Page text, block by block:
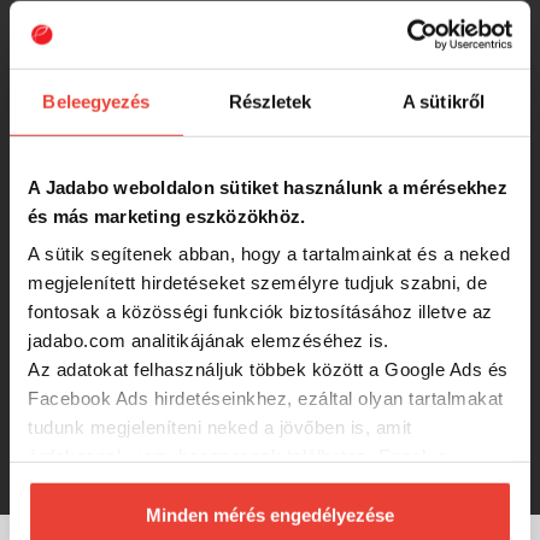
Beleegyezés Részletek A sütikről
A Jadabo weboldalon sütiket használunk a mérésekhez
és más marketing eszközökhöz.
A sütik segítenek abban, hogy a tartalmainkat és a neked
megjelenített hirdetéseket személyre tudjuk szabni, de
fontosak a közösségi funkciók biztosításához illetve az
jadabo.com analitikájának elemzéséhez is.
Az adatokat felhasználjuk többek között a Google Ads és
Facebook Ads hirdetéseinkhez, ezáltal olyan tartalmakat
tudunk megjeleníteni neked a jövőben is, amit
biztosításához arra kérünk, hogy engedd meg
számunkra minden mérés használatát.
Minden mérés engedélyezése
CarpZoom Tépőzáras tartalék
bottartó sátorra 3 botos, 59-104cm
Sonik Handy Hook Praktikus
Támasztó/Akasztó
3 990 Ft
CZ Sátor szigetelés, 200x200 cm
2 550 Ft